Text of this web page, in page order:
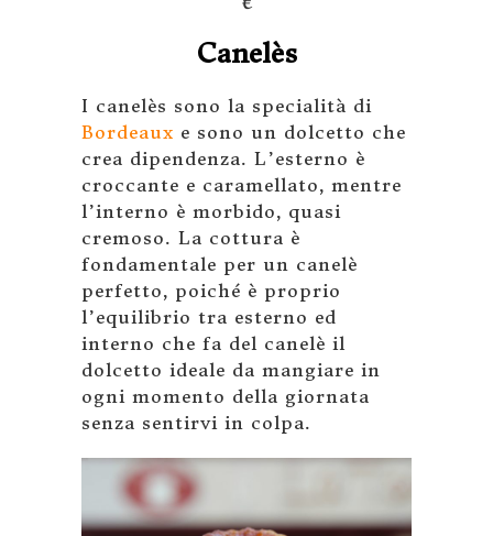
Canelès
I canelès sono la specialità di
Bordeaux e sono un dolcetto che
crea dipendenza. L’esterno è
croccante e caramellato, mentre
l’interno è morbido, quasi
cremoso. La cottura è
fondamentale per un canelè
perfetto, poiché è proprio
l’equilibrio tra esterno ed
interno che fa del canelè il
dolcetto ideale da mangiare in
ogni momento della giornata
senza sentirvi in colpa.